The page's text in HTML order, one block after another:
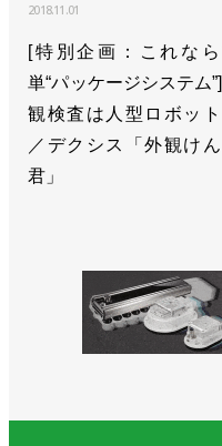
2018.11.01
[特別企画：これなら
単“パッケージシステム
観検査は人型ロボッ
／デクシス「外観け
君」